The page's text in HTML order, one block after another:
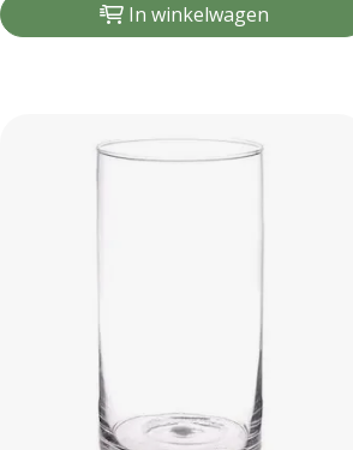
In winkelwagen